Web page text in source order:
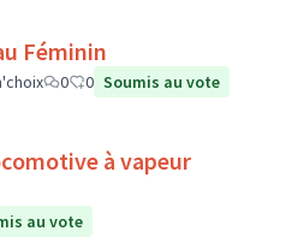
Féminin
0 0 Soumis au vote
à vapeur
au vote